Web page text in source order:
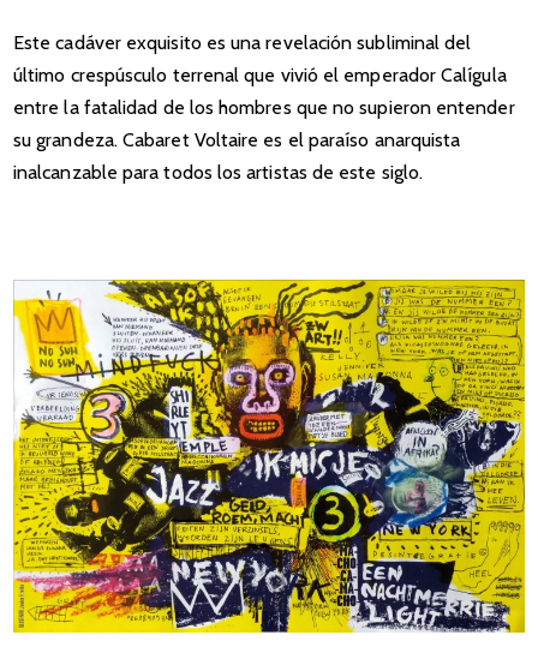
Este cadáver exquisito es una revelación subliminal del
último crespúsculo terrenal que vivió el emperador Calígula
entre la fatalidad de los hombres que no supieron entender
su grandeza. Cabaret Voltaire es el paraíso anarquista
inalcanzable para todos los artistas de este siglo.